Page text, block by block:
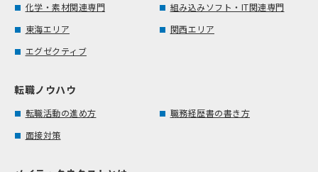
化学・素材関連専門
組み込みソフト・IT関連専門
東海エリア
関西エリア
エグゼクティブ
転職ノウハウ
転職活動の進め方
職務経歴書の書き方
面接対策